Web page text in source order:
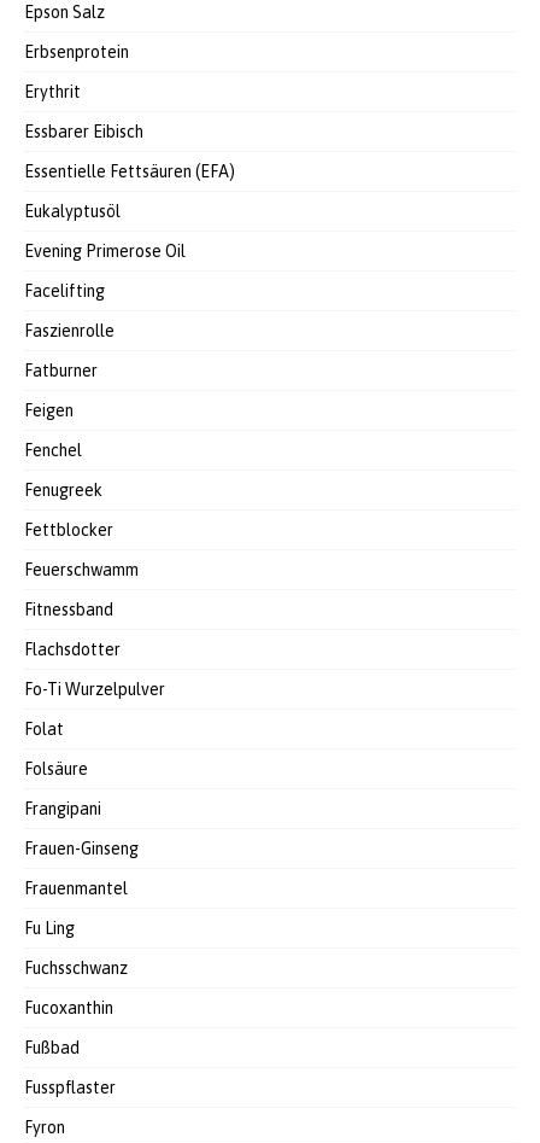
Epson Salz
Erbsenprotein
Erythrit
Essbarer Eibisch
Essentielle Fettsäuren (EFA)
Eukalyptusöl
Evening Primerose Oil
Facelifting
Faszienrolle
Fatburner
Feigen
Fenchel
Fenugreek
Fettblocker
Feuerschwamm
Fitnessband
Flachsdotter
Fo-Ti Wurzelpulver
Folat
Folsäure
Frangipani
Frauen-Ginseng
Frauenmantel
Fu Ling
Fuchsschwanz
Fucoxanthin
Fußbad
Fusspflaster
Fyron